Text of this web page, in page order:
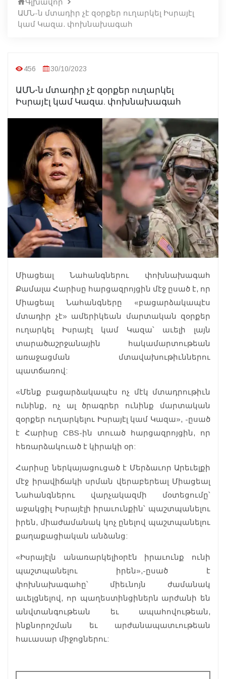
ԱՄՆ-ն մտադիր չէ զօրքեր ուղարկել Իսրայէլ
կամ Կազա. փոխնախագահ
456 30/10/2023
ԱՄՆ-ն մտադիր չէ զօրքեր ուղարկել
Իսրայէլ կամ Կազա. փոխնախագահ
Միացեալ Նահանգներու փոխնախագահ
Քամալա Հարիսը հարցազրոյցին մէջ ըսած է, որ
Միացեալ Նահանգները «բացարձակապէս
մտադիր չէ» ամերիկեան մարտական զօրքեր
ուղարկել Իսրայէլ կամ Կազա՝ աւելի լայն
տարածաշրջանային հակամարտութեան
առաջացման մտավախութիւններու
պատճառով:
«Մենք բացարձակապէս ոչ մէկ մտադրութիւն
ունինք, ոչ ալ ծրագրեր ունինք մարտական
զօրքեր ուղարկելու Իսրայէլ կամ Կազա», -ըսած
է Հարիսը CBS-ին տուած հարցազրոյցին, որ
հեռարձակուած է կիրակի օր:
Հարիսը ներկայացուցած է Մերձաւոր Արեւելքի
մէջ իրավիճակի սրման վերաբերեալ Միացեալ
Նահանգներու վարչակազմի մօտեցումը՝
աջակցիլ Իսրայէլի իրաւունքին՝ պաշտպանելու
իրեն, միաժամանակ կոչ ընելով պաշտպանելու
քաղաքացիական անձանց:
«Իսրայէլն անառարկելիօրէն իրաւունք ունի
պաշտպանելու իրեն»,-ըսած է
փոխնախագահը՝ միեւնոյն ժամանակ
աւելցնելով, որ պաղեստինցիներն արժանի են
անվտանգութեան եւ ապահովութեան,
ինքնորոշման եւ արժանապատւութեան
հաւասար միջոցներու: